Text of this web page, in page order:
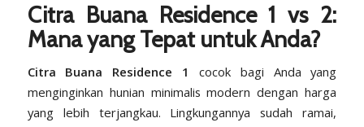
Citra Buana Residence 1 vs 2:
Mana yang Tepat untuk Anda?
Citra Buana Residence 1
cocok bagi Anda yang
menginginkan hunian minimalis modern dengan harga
yang lebih terjangkau. Lingkungannya sudah ramai,